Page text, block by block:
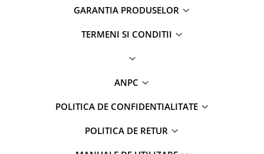
GARANTIA PRODUSELOR
TERMENI SI CONDITII
ANPC
POLITICA DE CONFIDENTIALITATE
POLITICA DE RETUR